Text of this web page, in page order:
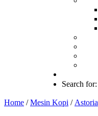
Search for:
Home /Mesin Kopi / Astoria